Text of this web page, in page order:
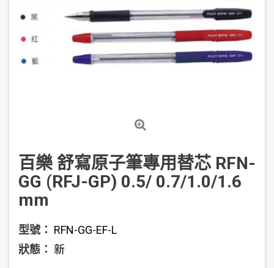
百樂 舒寫原子筆專用替芯 RFN-
GG (RFJ-GP) 0.5/ 0.7/1.0/1.6
mm
型號： RFN-GG-EF-L
狀態： 新